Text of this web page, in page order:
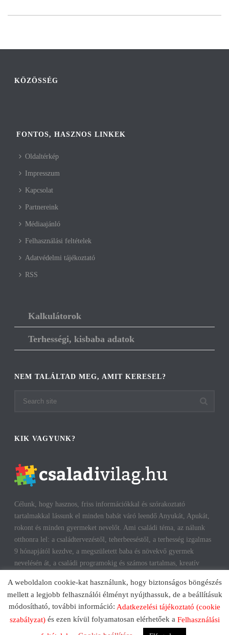
KÖZÖSSÉG
FONTOS, HASZNOS LINKEK
Oldaltérkép
Impresszum
Kapcsolat
Partnereink
Médiaajánló
Felhasználási feltételek
Adatvédelmi tájékoztató
RSS
Kalkulátorok
Terhességi, kisbaba adatok
NEM TALÁLTAD MEG, AMIT KERESEL?
KIK VAGYUNK?
Célunk, hogy hasznos, friss információkkal és szórakoztató
tartalmakkal lássunk el minden babát váró leendő Anyukát, Apukát,
rokont és minden gyermeket nevelőt. Ami családi téma, az nálunk
otthonra lel: a családtervezéstől, teherbeeséstől, a terhesség izgalmas
9 hónapjától kezdve, a megszületett baba és növekvő gyermek
nevelésén át, a családi programokig és számos tartalmas, kreatív
gyermekkorhoz, gyerekeink testi és lelki egészségéhez az út többek
között a szülők megfelelő attitűdje, kíváncsisága, jól informáltsága
mentén vezet. Reméljük, mi is segítünk ezen az úton!
A weboldalon cookie-kat használunk, hogy biztonságos böngészés
mellett a legjobb felhasználói élményt nyújthassuk, de a beállításuk
módosítható, további információ: Adatkezelési tájékoztató (cookie
szabályzat) és ezen kívül folyamatosan elérhetőek a Felhasználási